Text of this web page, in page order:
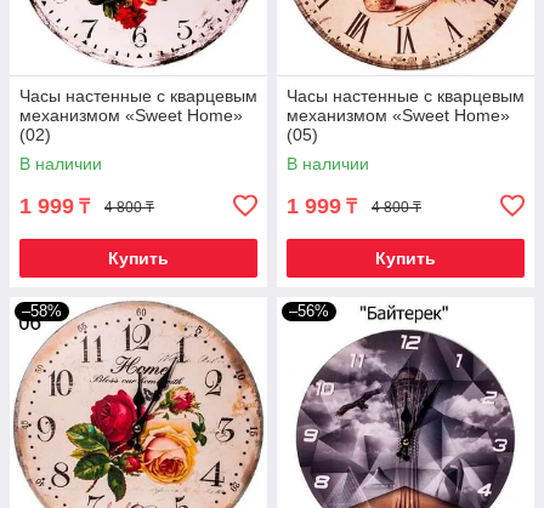
Часы настенные с кварцевым
механизмом «Sweet Home»
(02)
В наличии
1 999 ₸ 4 800 ₸
Купить
Часы настенные с кварцевым
механизмом «Sweet Home»
(05)
В наличии
1 999 ₸ 4 800 ₸
Купить
–58% –56%